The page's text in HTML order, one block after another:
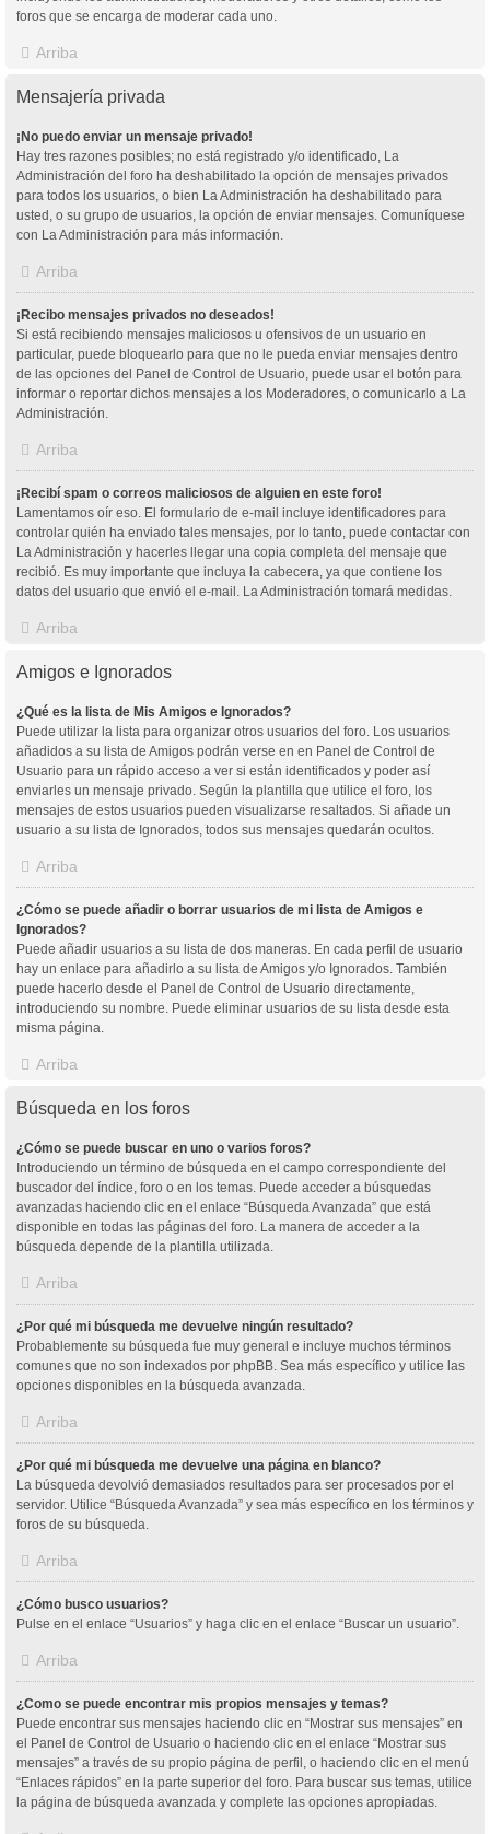
foros que se encarga de moderar cada uno.
Arriba
Mensajería privada
¡No puedo enviar un mensaje privado!
Hay tres razones posibles; no está registrado y/o identificado, La
Administración del foro ha deshabilitado la opción de mensajes privados
para todos los usuarios, o bien La Administración ha deshabilitado para
usted, o su grupo de usuarios, la opción de enviar mensajes. Comuníquese
con La Administración para más información.
Arriba
¡Recibo mensajes privados no deseados!
Si está recibiendo mensajes maliciosos u ofensivos de un usuario en
particular, puede bloquearlo para que no le pueda enviar mensajes dentro
de las opciones del Panel de Control de Usuario, puede usar el botón para
informar o reportar dichos mensajes a los Moderadores, o comunicarlo a La
Administración.
Arriba
¡Recibí spam o correos maliciosos de alguien en este foro!
Lamentamos oír eso. El formulario de e-mail incluye identificadores para
controlar quién ha enviado tales mensajes, por lo tanto, puede contactar con
La Administración y hacerles llegar una copia completa del mensaje que
recibió. Es muy importante que incluya la cabecera, ya que contiene los
datos del usuario que envió el e-mail. La Administración tomará medidas.
Arriba
Amigos e Ignorados
¿Qué es la lista de Mis Amigos e Ignorados?
Puede utilizar la lista para organizar otros usuarios del foro. Los usuarios
añadidos a su lista de Amigos podrán verse en en Panel de Control de
Usuario para un rápido acceso a ver si están identificados y poder así
enviarles un mensaje privado. Según la plantilla que utilice el foro, los
mensajes de estos usuarios pueden visualizarse resaltados. Si añade un
usuario a su lista de Ignorados, todos sus mensajes quedarán ocultos.
Arriba
¿Cómo se puede añadir o borrar usuarios de mi lista de Amigos e
Ignorados?
Puede añadir usuarios a su lista de dos maneras. En cada perfil de usuario
hay un enlace para añadirlo a su lista de Amigos y/o Ignorados. También
puede hacerlo desde el Panel de Control de Usuario directamente,
introduciendo su nombre. Puede eliminar usuarios de su lista desde esta
misma página.
Arriba
Búsqueda en los foros
¿Cómo se puede buscar en uno o varios foros?
Introduciendo un término de búsqueda en el campo correspondiente del
buscador del índice, foro o en los temas. Puede acceder a búsquedas
avanzadas haciendo clic en el enlace “Búsqueda Avanzada” que está
disponible en todas las páginas del foro. La manera de acceder a la
búsqueda depende de la plantilla utilizada.
Arriba
¿Por qué mi búsqueda me devuelve ningún resultado?
Probablemente su búsqueda fue muy general e incluye muchos términos
comunes que no son indexados por phpBB. Sea más específico y utilice las
opciones disponibles en la búsqueda avanzada.
Arriba
¿Por qué mi búsqueda me devuelve una página en blanco?
La búsqueda devolvió demasiados resultados para ser procesados por el
servidor. Utilice “Búsqueda Avanzada” y sea más específico en los términos y
foros de su búsqueda.
Arriba
¿Cómo busco usuarios?
Pulse en el enlace “Usuarios” y haga clic en el enlace “Buscar un usuario”.
Arriba
¿Como se puede encontrar mis propios mensajes y temas?
Puede encontrar sus mensajes haciendo clic en “Mostrar sus mensajes” en
el Panel de Control de Usuario o haciendo clic en el enlace “Mostrar sus
mensajes” a través de su propio página de perfil, o haciendo clic en el menú
“Enlaces rápidos” en la parte superior del foro. Para buscar sus temas, utilice
la página de búsqueda avanzada y complete las opciones apropiadas.